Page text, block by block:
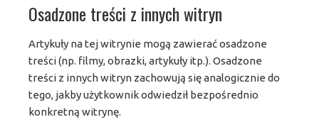
Osadzone treści z innych witryn
Artykuły na tej witrynie mogą zawierać osadzone
treści (np. filmy, obrazki, artykuły itp.). Osadzone
treści z innych witryn zachowują się analogicznie do
tego, jakby użytkownik odwiedził bezpośrednio
konkretną witrynę.